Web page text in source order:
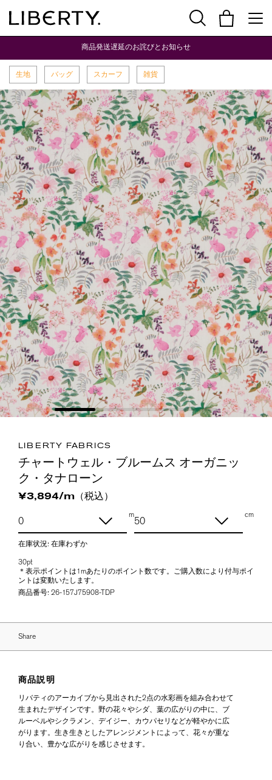
商品発送遅延のお詫びとお知らせ
生地 バッグ スカーフ 雑貨
LIBERTY FABRICS
チャートウェル・ブルームス オーガニッ
ク・タナローン
¥3,894/m（税込）
m cm
在庫状況: 在庫わずか
30pt
＊表示ポイントは1mあたりのポイント数です。ご購入数により付与ポイ
ントは変動いたします。
商品番号: 26-157J75908-TDP
Share
商品説明
リバティのアーカイブから見出された2点の水彩画を組み合わせて
生まれたデザインです。野の花々やシダ、葉の広がりの中に、ブ
ルーベルやシクラメン、デイジー、カウパセリなどが軽やかに広
がります。生き生きとしたアレンジメントによって、花々が重な
り合い、豊かな広がりを感じさせます。